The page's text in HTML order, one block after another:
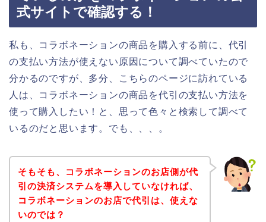
式サイトで確認する！
私も、コラボネーションの商品を購入する前に、代引
の支払い方法が使えない原因について調べていたので
分かるのですが、多分、こちらのページに訪れている
人は、コラボネーションの商品を代引の支払い方法を
使って購入したい！と、思って色々と検索して調べて
いるのだと思います。でも、、、。
そもそも、コラボネーションのお店側が代
引の決済システムを導入していなければ、
コラボネーションのお店で代引は、使えな
いのでは？